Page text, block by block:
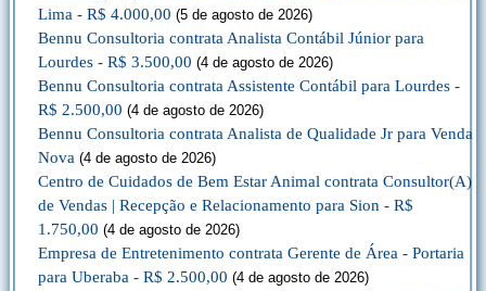
Lima - R$ 4.000,00 (5 de agosto de 2026)
Bennu Consultoria contrata Analista Contábil Júnior para
Lourdes - R$ 3.500,00 (4 de agosto de 2026)
Bennu Consultoria contrata Assistente Contábil para Lourdes -
R$ 2.500,00 (4 de agosto de 2026)
Bennu Consultoria contrata Analista de Qualidade Jr para Venda
Nova (4 de agosto de 2026)
Centro de Cuidados de Bem Estar Animal contrata Consultor(A)
de Vendas | Recepção e Relacionamento para Sion - R$
1.750,00 (4 de agosto de 2026)
Empresa de Entretenimento contrata Gerente de Área - Portaria
para Uberaba - R$ 2.500,00 (4 de agosto de 2026)